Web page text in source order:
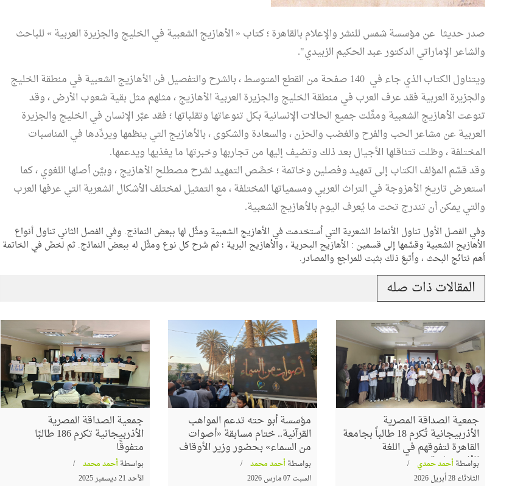
صدر حديثا عن مؤسسة شمس للنشر والإعلام بالقاهرة ؛ كتاب « الأهازيج الشعبية في الخليج والجزيرة العربية » للباحث
والشاعر الإماراتي الدكتور عبد الحكيم الزبيدي".
ويتناول الكتاب الذي جاء في 140 صفحة من القطع المتوسط ، بالشرح والتفصيل فن الأهازيج الشعبية في منطقة الخليج
والجزيرة العربية فقد عرف العرب في منطقة الخليج والجزيرة العربية الأهازيج ، مثلهم مثل بقية شعوب الأرض ، وقد
تنوعت الأهازيج الشعبية ومثَّلت جميع الحالات الإنسانية بكل تنوعاتها وتقلباتها ؛ فقد عبَّر الإنسان في الخليج والجزيرة
العربية عن مشاعر الحب والفرح والغضب والحزن ، والسعادة والشكوى ، بالأهازيج التي ينظمها ويردِّدها في المناسبات
المختلفة ، وظلت تتناقلها الأجيال بعد ذلك وتضيف إليها من تجاربها وخبرتها ما يغذيها ويدعمها.
وقد قسَّم المؤلف الكتاب إلى تمهيد وفصلين وخاتمة ؛ خصَّص التمهيد لشرح مصطلح الأهازيج ، وبيَّن أصلها اللغوي ، كما
استعرض تاريخ الأهزوجة في التراث العربي ومسمياتها المختلفة ، مع التمثيل لمختلف الأشكال الشعرية التي عرفها العرب
والتي يمكن أن تندرج تحت ما يُعرف اليوم بالأهازيج الشعبية.
وفي الفصل الأول تناول الأنماط الشعرية التي اُستخدمت في الأهازيج الشعبية ومثَّل لها ببعض النماذج. وفي الفصل الثاني تناول أنواع
الأهازيج الشعبية وقسَّمها إلى قسمين : الأهازيج البحرية ، والأهازيج البرية ؛ ثم شرح كل نوع ومثَّل له ببعض النماذج. ثم لخصَّ في الخاتمة
أهم نتائج البحث ، وأتبعَ ذلك بثبت للمراجع والمصادر.
المقالات ذات صله
جمعية الصداقة المصرية
الأذربيجانية تُكرم 18 طالباً بجامعة
القاهرة لتفوقهم في اللغة
الأذربيجانية
بواسطةأحمد حمدي
الثلاثاء 28 أبريل 2026
مؤسسة أبو حته تدعم المواهب
القرآنية.. ختام مسابقة «أصوات
من السماء» بحضور وزير الأوقاف
بواسطةأحمد محمد
السبت 07 مارس 2026
جمعية الصداقة المصرية
الأذربيجانية تكرم 186 طالبًا
متفوقًا
بواسطةأحمد محمد
الأحد 21 ديسمبر 2025
"محمود شاكر"
للتعتيم من بعض
واللادينية
وتراثه العلمي في برنامج "البرواز"
جداريات ينظم ندوة لمناقشة كتاب
"حوار جديد مع الفكر الإلحادي"